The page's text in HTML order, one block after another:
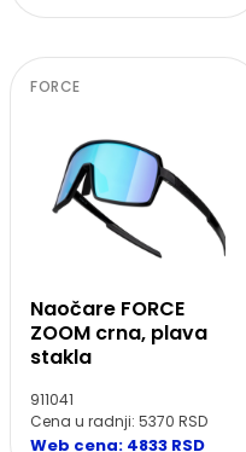
FORCE
Naočare FORCE
ZOOM crna, plava
stakla
911041
Cena u radnji: 5370 RSD
Web cena: 4833 RSD